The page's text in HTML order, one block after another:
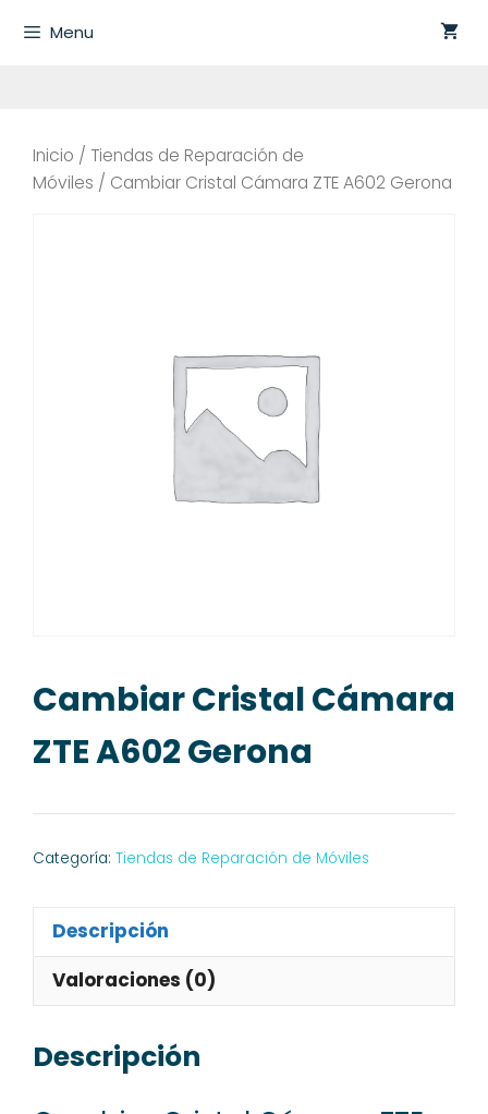
Menu
Inicio / Tiendas de Reparación de
Móviles / Cambiar Cristal Cámara ZTE A602 Gerona
Cambiar Cristal Cámara
ZTE A602 Gerona
Categoría: Tiendas de Reparación de Móviles
Descripción
Valoraciones (0)
Descripción